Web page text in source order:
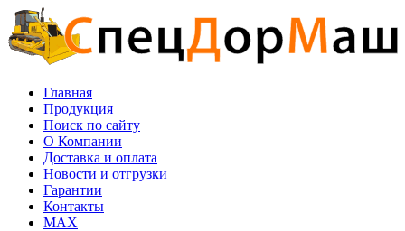
Перейти
к
основному
содержанию
Основная
навигация
Главная
Продукция
Поиск по сайту
O Компании
Доставка и оплата
Новости и отгрузки
Гарантии
Контакты
MAX